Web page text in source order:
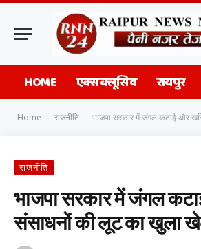
HOME एक्सक्लूसिव रायपुर
Home - राजनीति - भाजपा सरकार में जंगल कटाई और खनिज
राजनीति
भाजपा सरकार में जंगल
संसाधनों की लूट का खुला